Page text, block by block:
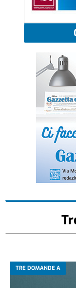
TRE DOMANDE A